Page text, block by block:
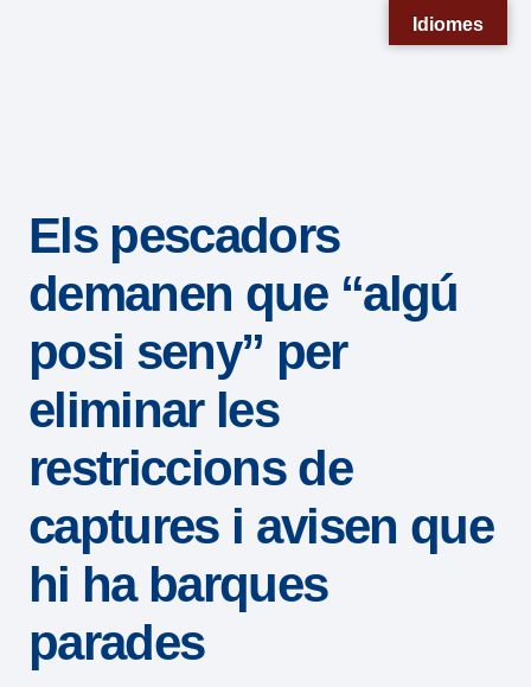
sistema
accesibilidad.
Els pescadors
demanen que “algú
posi seny” per
eliminar les
restriccions de
captures i avisen que
hi ha barques
parades
Idiomes